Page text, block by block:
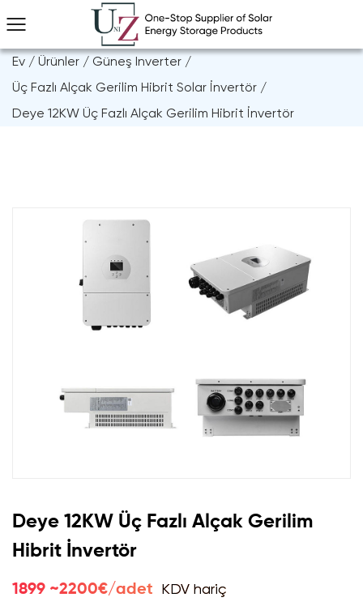
Ev / Ürünler / Güneş Inverter /
Üç Fazlı Alçak Gerilim Hibrit Solar İnvertör /
Deye 12KW Üç Fazlı Alçak Gerilim Hibrit İnvertör
Deye 12KW Üç Fazlı Alçak Gerilim
Hibrit İnvertör
1899 ~2200€/adet KDV hariç